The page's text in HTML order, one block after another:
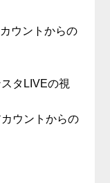
ウントからの
タLIVEの視
ウントからの